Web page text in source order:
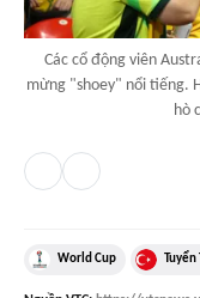
Các cổ động viên
mừng "shoey" nổi tiếng.
hò
World Cup Tuyển